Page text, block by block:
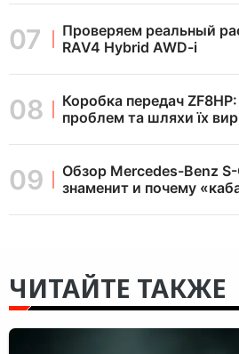
Проверяем реальный
RAV4 Hybrid AWD-i
Коробка передач
проблем та шляхи їх
Обзор Mercedes-Benz
знаменит и почему
ЧИТАЙТЕ ТАКЖЕ